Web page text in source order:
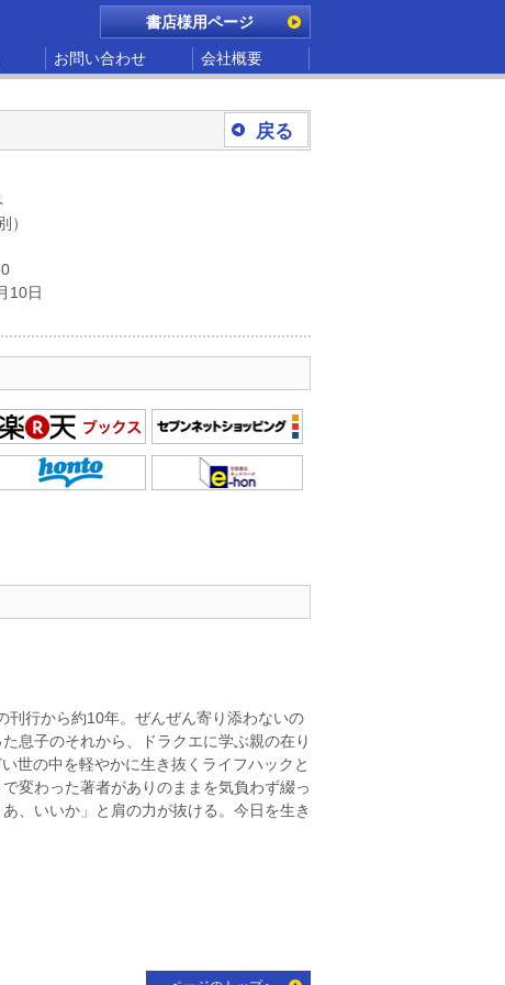
書店様用ページ
お問い合わせ 会社概要
戻る
）
10日
刊行から約10年。 ぜんぜん寄り添わないの
息子のそれから、
ドラクエに学ぶ親の在り
い世の中を軽やかに生き抜くライフハックと
変わった著者がありのままを気負わず綴っ
あ、いいか」と肩の力が抜ける。今日を生き